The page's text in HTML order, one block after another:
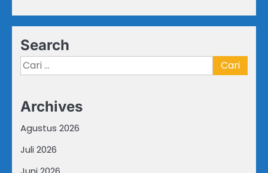
Search
Cari
untuk:
Archives
Agustus 2026
Juli 2026